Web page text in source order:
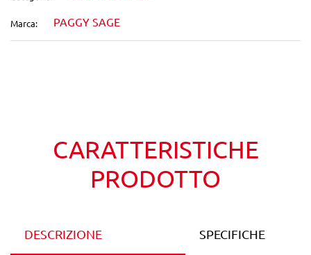
Marca: PAGGY SAGE
CARATTERISTICHE
PRODOTTO
DESCRIZIONE SPECIFICHE